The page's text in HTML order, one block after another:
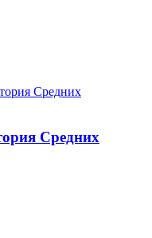
Средних